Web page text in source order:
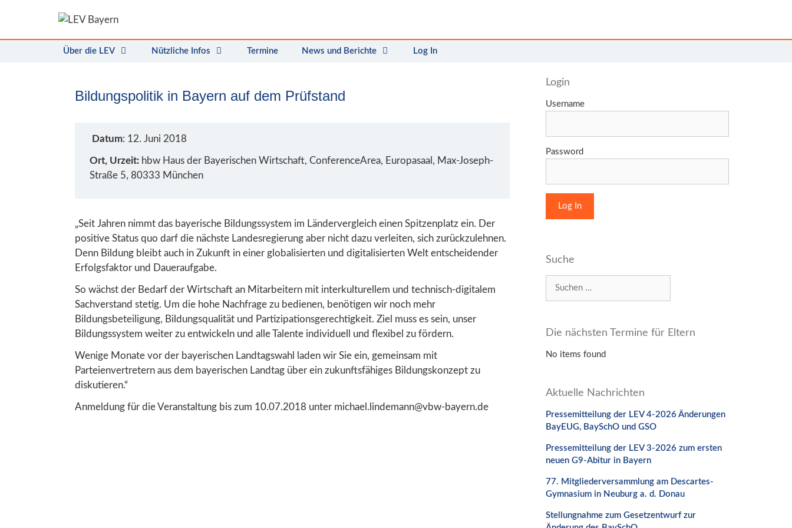
Über die LEV Nützliche Infos Termine News und Berichte Log In
Bildungspolitik in Bayern auf dem Prüfstand
Datum: 12. Juni 2018
Ort, Urzeit: hbw Haus der Bayerischen Wirtschaft, ConferenceArea, Europasaal, Max-Joseph-
Straße 5, 80333 München
„Seit Jahren nimmt das bayerische Bildungssystem im Ländervergleich einen Spitzenplatz ein. Der
positive Status quo darf die nächste Landesregierung aber nicht dazu verleiten, sich zurückzulehnen.
Denn Bildung bleibt auch in Zukunft in einer globalisierten und digitalisierten Welt entscheidender
Erfolgsfaktor und Daueraufgabe.
So wächst der Bedarf der Wirtschaft an Mitarbeitern mit interkulturellem und technisch-digitalem
Sachverstand stetig. Um die hohe Nachfrage zu bedienen, benötigen wir noch mehr
Bildungsbeteiligung, Bildungsqualität und Partizipationsgerechtigkeit. Ziel muss es sein, unser
Bildungssystem weiter zu entwickeln und alle Talente individuell und flexibel zu fördern.
Wenige Monate vor der bayerischen Landtagswahl laden wir Sie ein, gemeinsam mit
Parteienvertretern aus dem bayerischen Landtag über ein zukunftsfähiges Bildungskonzept zu
diskutieren.“
Anmeldung für die Veranstaltung bis zum 10.07.2018 unter michael.lindemann@vbw-bayern.de
Login
Username
Password
Suche
Die nächsten Termine für Eltern
No items found
Aktuelle Nachrichten
Pressemitteilung der LEV 4-2026 Änderungen
BayEUG, BaySchO und GSO
Pressemitteilung der LEV 3-2026 zum ersten
neuen G9-Abitur in Bayern
77. Mitgliederversammlung am Descartes-
Gymnasium in Neuburg a. d. Donau
Stellungnahme zum Gesetzentwurf zur